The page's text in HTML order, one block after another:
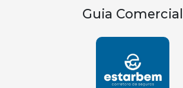
Guia Comercial